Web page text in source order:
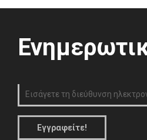
Εγγραφείτε!